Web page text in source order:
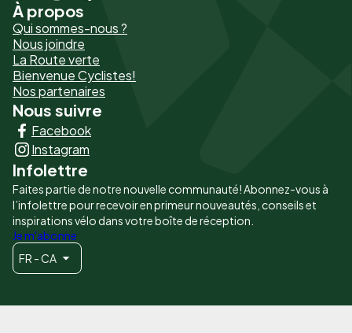
Pied
de
page
-
Liens
principaux
À propos
Qui sommes-nous ?
Nous joindre
La Route verte
Bienvenue Cyclistes!
Nos partenaires
Nous suivre
Facebook
Instagram
Infolettre
Faites partie de notre nouvelle communauté! Abonnez-vous à
l’infolettre pour recevoir en primeur nouveautés, conseils et
inspirations vélo dans votre boîte de réception.
Je m'abonne
FR - CA